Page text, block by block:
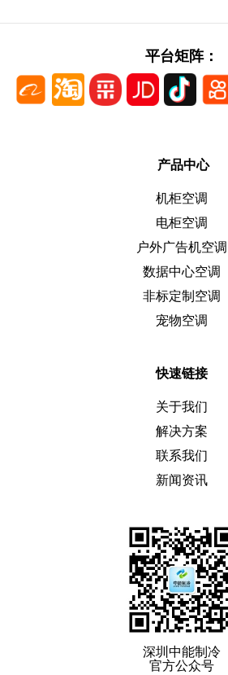
平台矩阵：
产品中心
机柜空调
电柜空调
户外广告机空调
数据中心空调
非标定制空调
宠物空调
快速链接
关于我们
解决方案
联系我们
新闻资讯
深圳中能制冷
官方公众号